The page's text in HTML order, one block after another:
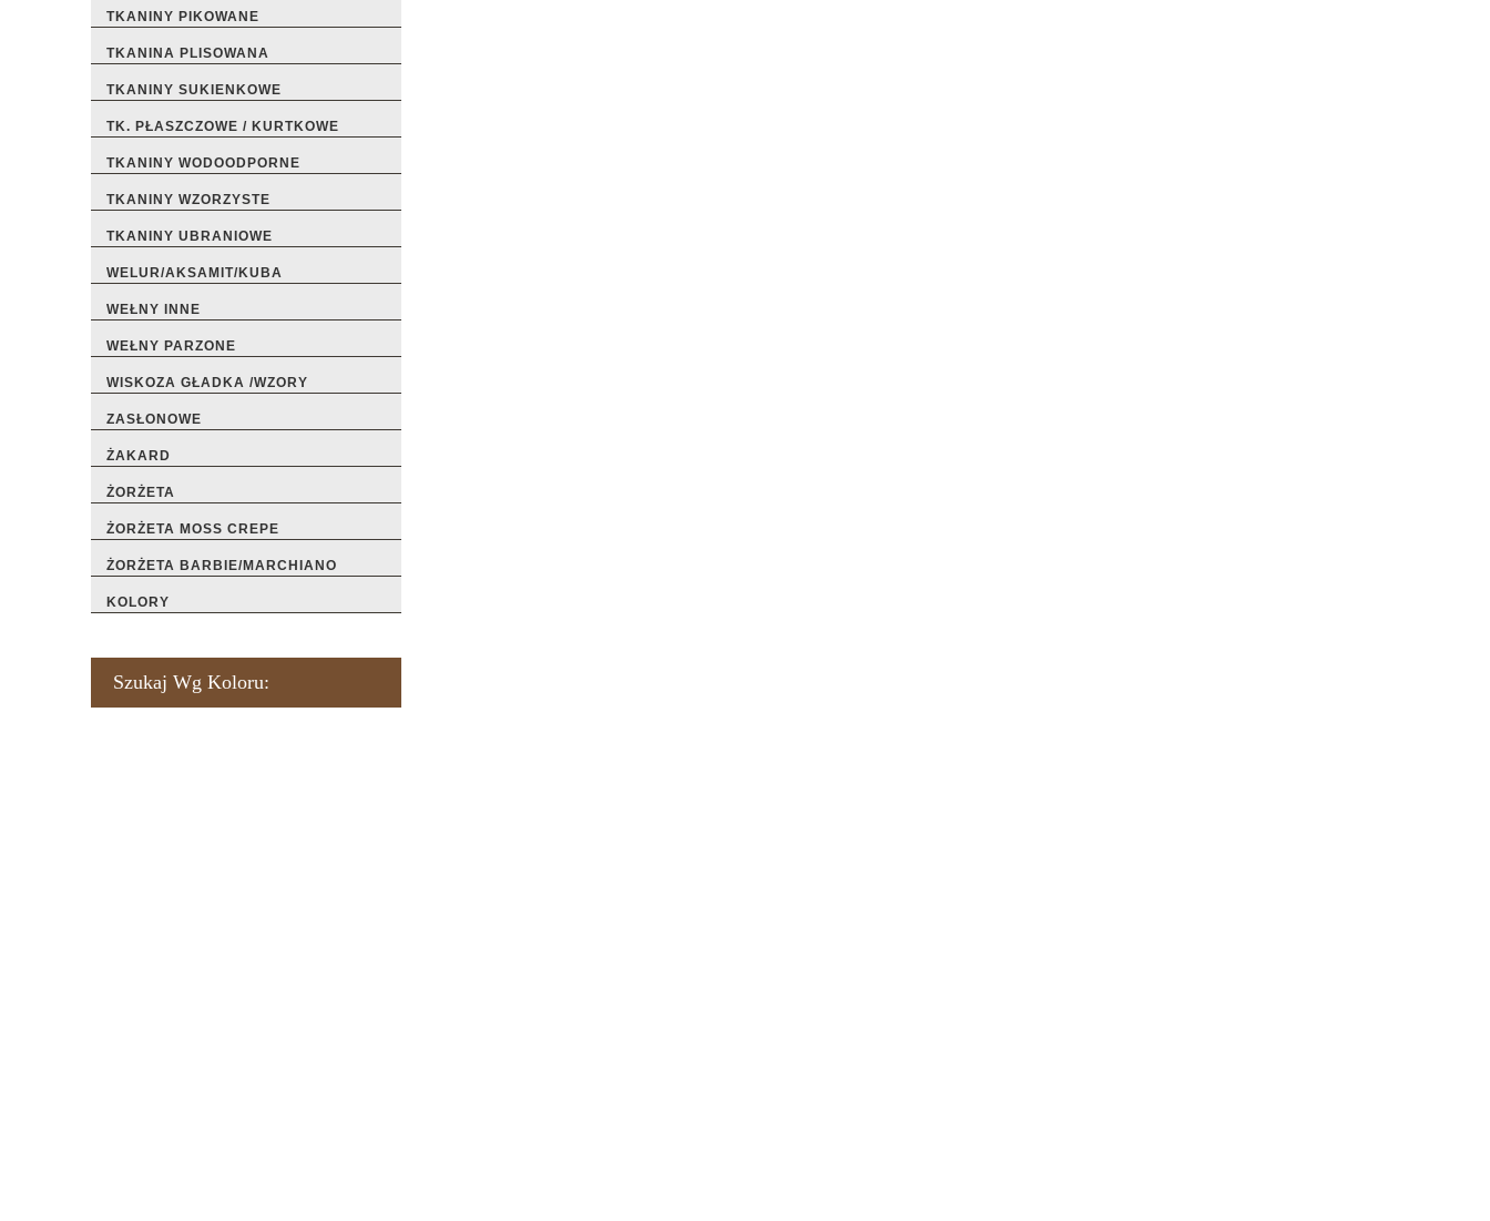
TKANINY PIKOWANE
TKANINA PLISOWANA
TKANINY SUKIENKOWE
TK. PŁASZCZOWE / KURTKOWE
TKANINY WODOODPORNE
TKANINY WZORZYSTE
TKANINY UBRANIOWE
WELUR/AKSAMIT/KUBA
WEŁNY INNE
WEŁNY PARZONE
WISKOZA GŁADKA /WZORY
ZASŁONOWE
ŻAKARD
ŻORŻETA
ŻORŻETA MOSS CREPE
ŻORŻETA BARBIE/MARCHIANO
KOLORY
Szukaj Wg Koloru: